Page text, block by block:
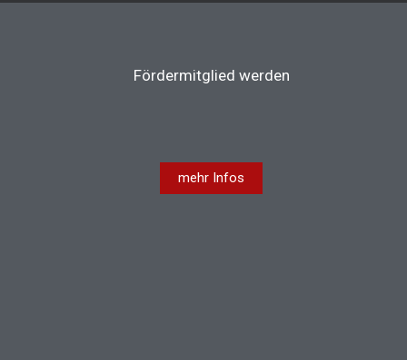
Fördermitglied werden
mehr Infos